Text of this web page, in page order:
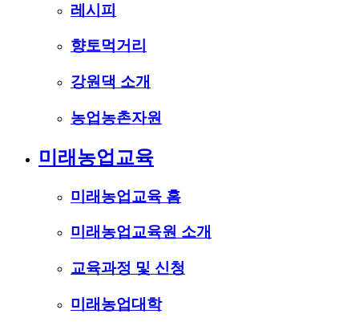
레시피
향토먹거리
강원댁 소개
농업농촌자원
미래농업교육
미래농업교육 홈
미래농업교육원 소개
교육과정 및 신청
미래농업대학